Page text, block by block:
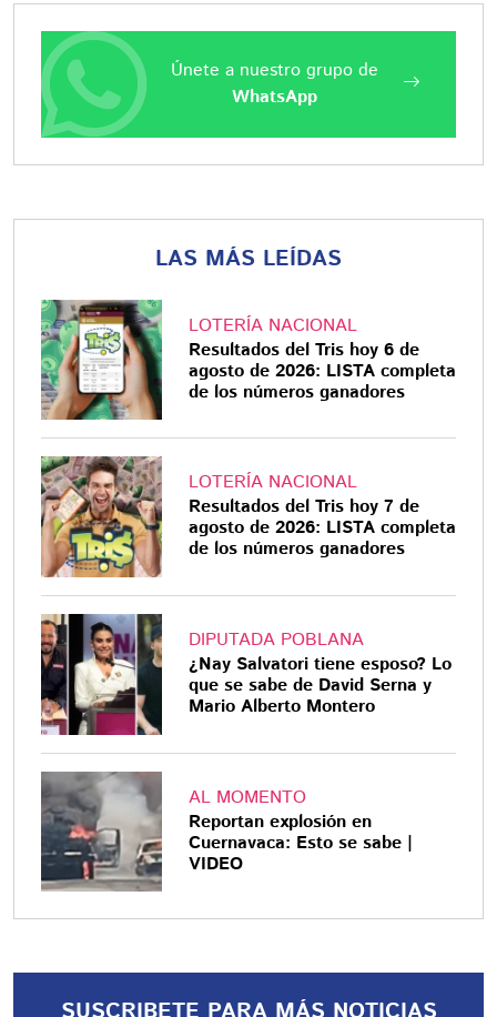
Únete a nuestro grupo de
WhatsApp
LAS MÁS LEÍDAS
LOTERÍA NACIONAL
Resultados del Tris hoy 6 de
agosto de 2026: LISTA completa
de los números ganadores
LOTERÍA NACIONAL
Resultados del Tris hoy 7 de
agosto de 2026: LISTA completa
de los números ganadores
DIPUTADA POBLANA
¿Nay Salvatori tiene esposo? Lo
que se sabe de David Serna y
Mario Alberto Montero
AL MOMENTO
Reportan explosión en
Cuernavaca: Esto se sabe |
VIDEO